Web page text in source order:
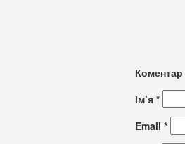
Коментар
Ім’я *
Email *